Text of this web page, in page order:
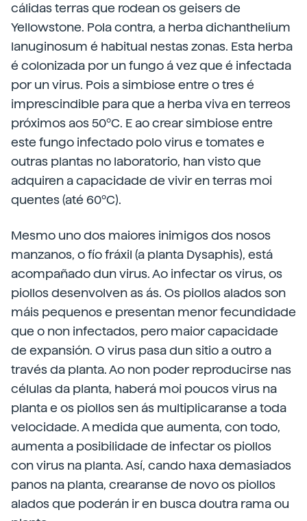
cálidas terras que rodean os geisers de
Yellowstone. Pola contra, a herba dichanthelium
lanuginosum é habitual nestas zonas. Esta herba
é colonizada por un fungo á vez que é infectada
por un virus. Pois a simbiose entre o tres é
imprescindible para que a herba viva en terreos
próximos aos 50ºC. E ao crear simbiose entre
este fungo infectado polo virus e tomates e
outras plantas no laboratorio, han visto que
adquiren a capacidade de vivir en terras moi
quentes (até 60ºC).
Mesmo uno dos maiores inimigos dos nosos
manzanos, o fío fráxil (a planta Dysaphis), está
acompañado dun virus. Ao infectar os virus, os
piollos desenvolven as ás. Os piollos alados son
máis pequenos e presentan menor fecundidade
que o non infectados, pero maior capacidade
de expansión. O virus pasa dun sitio a outro a
través da planta. Ao non poder reproducirse nas
células da planta, haberá moi poucos virus na
planta e os piollos sen ás multiplicaranse a toda
velocidade. A medida que aumenta, con todo,
aumenta a posibilidade de infectar os piollos
con virus na planta. Así, cando haxa demasiados
panos na planta, crearanse de novo os piollos
alados que poderán ir en busca doutra rama ou